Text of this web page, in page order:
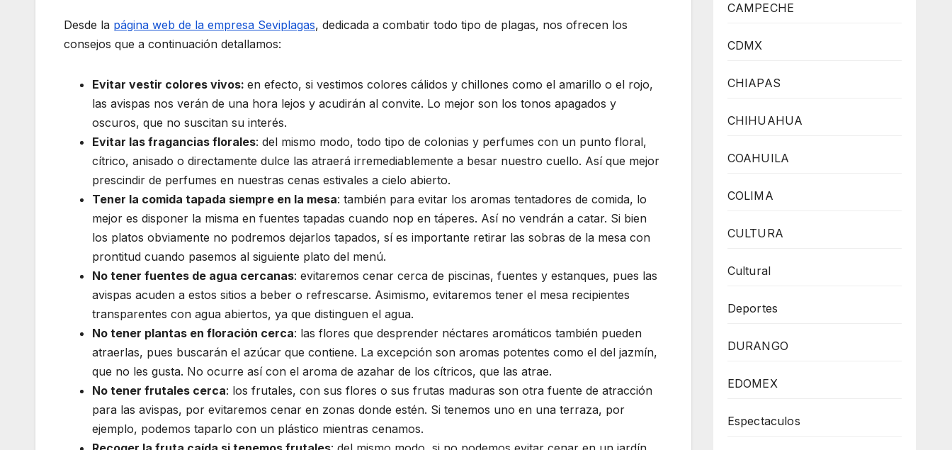
Desde la página web de la empresa Seviplagas, dedicada a combatir todo tipo de plagas, nos ofrecen los
consejos que a continuación detallamos:
Evitar vestir colores vivos: en efecto, si vestimos colores cálidos y chillones como el amarillo o el rojo,
las avispas nos verán de una hora lejos y acudirán al convite. Lo mejor son los tonos apagados y
oscuros, que no suscitan su interés.
Evitar las fragancias florales: del mismo modo, todo tipo de colonias y perfumes con un punto floral,
cítrico, anisado o directamente dulce las atraerá irremediablemente a besar nuestro cuello. Así que mejor
prescindir de perfumes en nuestras cenas estivales a cielo abierto.
Tener la comida tapada siempre en la mesa: también para evitar los aromas tentadores de comida, lo
mejor es disponer la misma en fuentes tapadas cuando nop en táperes. Así no vendrán a catar. Si bien
los platos obviamente no podremos dejarlos tapados, sí es importante retirar las sobras de la mesa con
prontitud cuando pasemos al siguiente plato del menú.
No tener fuentes de agua cercanas: evitaremos cenar cerca de piscinas, fuentes y estanques, pues las
avispas acuden a estos sitios a beber o refrescarse. Asimismo, evitaremos tener el mesa recipientes
transparentes con agua abiertos, ya que distinguen el agua.
No tener plantas en floración cerca: las flores que desprender néctares aromáticos también pueden
atraerlas, pues buscarán el azúcar que contiene. La excepción son aromas potentes como el del jazmín,
que no les gusta. No ocurre así con el aroma de azahar de los cítricos, que las atrae.
No tener frutales cerca: los frutales, con sus flores o sus frutas maduras son otra fuente de atracción
para las avispas, por evitaremos cenar en zonas donde estén. Si tenemos uno en una terraza, por
ejemplo, podemos taparlo con un plástico mientras cenamos.
CAMPECHE
CDMX
CHIAPAS
CHIHUAHUA
COAHUILA
COLIMA
CULTURA
Cultural
Deportes
DURANGO
EDOMEX
Espectaculos